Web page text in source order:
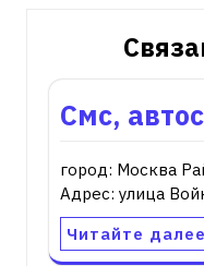
Смс,
город: Москва
Адрес: улица
Читайте далее